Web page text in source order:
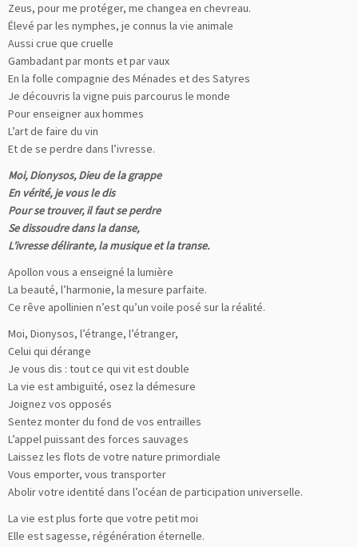
Zeus, pour me protéger, me changea en chevreau.
Élevé par les nymphes, je connus la vie animale
Aussi crue que cruelle
Gambadant par monts et par vaux
En la folle compagnie des Ménades et des Satyres
Je découvris la vigne puis parcourus le monde
Pour enseigner aux hommes
L’art de faire du vin
Et de se perdre dans l’ivresse.
Moi, Dionysos, Dieu de la grappe
En vérité, je vous le dis
Pour se trouver, il faut se perdre
Se dissoudre dans la danse,
L’ivresse délirante, la musique et la transe.
Apollon vous a enseigné la lumière
La beauté, l’harmonie, la mesure parfaite.
Ce rêve apollinien n’est qu’un voile posé sur la réalité.
Moi, Dionysos, l’étrange, l’étranger,
Celui qui dérange
Je vous dis : tout ce qui vit est double
La vie est ambiguïté, osez la démesure
Joignez vos opposés
Sentez monter du fond de vos entrailles
L’appel puissant des forces sauvages
Laissez les flots de votre nature primordiale
Vous emporter, vous transporter
Abolir votre identité dans l’océan de participation universelle.
La vie est plus forte que votre petit moi
Elle est sagesse, régénération éternelle.